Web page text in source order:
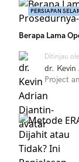
PERSIAPAN
Berapa Lama
Ditinjau
dr. Kevin
Project